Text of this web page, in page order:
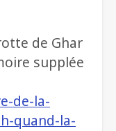
de Ghar
supplée
de-la-
quand-la-